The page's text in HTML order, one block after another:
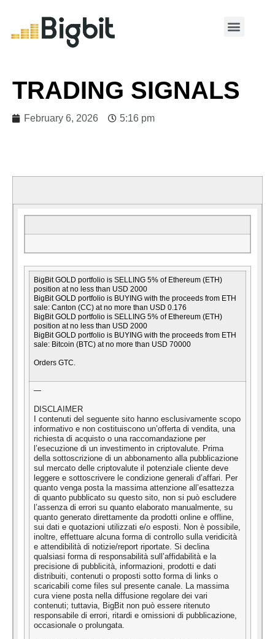
TRADING SIGNALS
February 6, 2026 5:16 pm
BigBit GOLD portfolio is SELLING 5% of Ethereum (ETH)
position at no less than USD 2000
BigBit GOLD portfolio is BUYING with the proceeds from ETH
sale: Canton (CC) at no more than USD 0.176
BigBit GOLD portfolio is SELLING 5% of Ethereum (ETH)
position at no less than USD 2000
BigBit GOLD portfolio is BUYING with the proceeds from ETH
sale: Bitcoin (BTC) at no more than USD 70000
Orders GTC.
—
DISCLAIMER
I contenuti del seguente sito hanno esclusivamente scopo
informativo e non costituiscono un’offerta di vendita, una
richiesta di acquisto o una raccomandazione per
l’esecuzione di un investimento in criptovalute. Prima
della sottoscrizione di un abbonamento alla pubblicazione
sul mercato delle criptovalute il potenziale cliente deve
leggere e sottoscrivere le condizione generali d’affari. Per
quanto venga posta la massima attenzione all’esattezza
di quanto pubblicato su questo sito, non si può escludere
l’assenza di errori su quanto elaborato manualmente, su
quanto generato direttamente da prodotti online e offline,
sui dati e quotazioni utilizzati e/o esposti. Non è possibile,
inoltre, effettuare alcuna forma di controllo sulla veridicità
e attendibilità di notizie/report riportate. Si declina
qualsiasi forma di responsabilità sull’affidabilità e la
precisione di pubblicità, informazioni, prodotti e dati
distribuiti, contenuti o proposti sotto forma di links o
scaricabili come files sul presente canale. La massima
cura viene posta nella diffusione regolare dei vari
contenuti; tuttavia, BigBit non può essere ritenuto
responsabile di errori, ritardi e omissioni di pubblicazione,
occasionale o prolungata.